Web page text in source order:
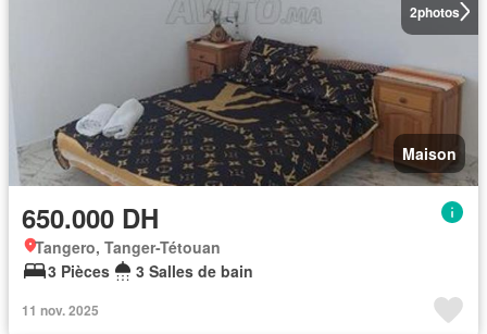
2photos
Maison
650.000 DH
Tangero, Tanger-Tétouan
3 Pièces
3 Salles de bain
11 nov. 2025